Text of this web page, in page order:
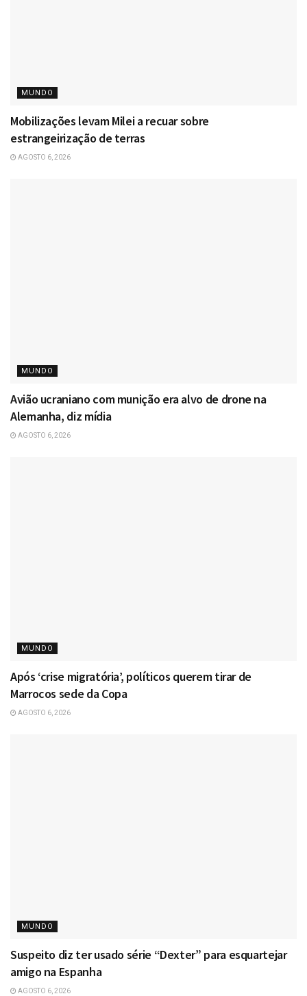
MUNDO
Mobilizações levam Milei a recuar sobre
estrangeirização de terras
AGOSTO 6, 2026
MUNDO
Avião ucraniano com munição era alvo de drone na
Alemanha, diz mídia
AGOSTO 6, 2026
MUNDO
Após ‘crise migratória’, políticos querem tirar de
Marrocos sede da Copa
AGOSTO 6, 2026
MUNDO
Suspeito diz ter usado série “Dexter” para esquartejar
amigo na Espanha
AGOSTO 6, 2026